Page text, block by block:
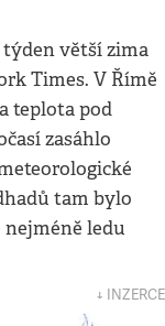
větší zima
Times. V Římě
teplota pod
zasáhlo
tam bylo
nejméně ledu
↓ INZERCE